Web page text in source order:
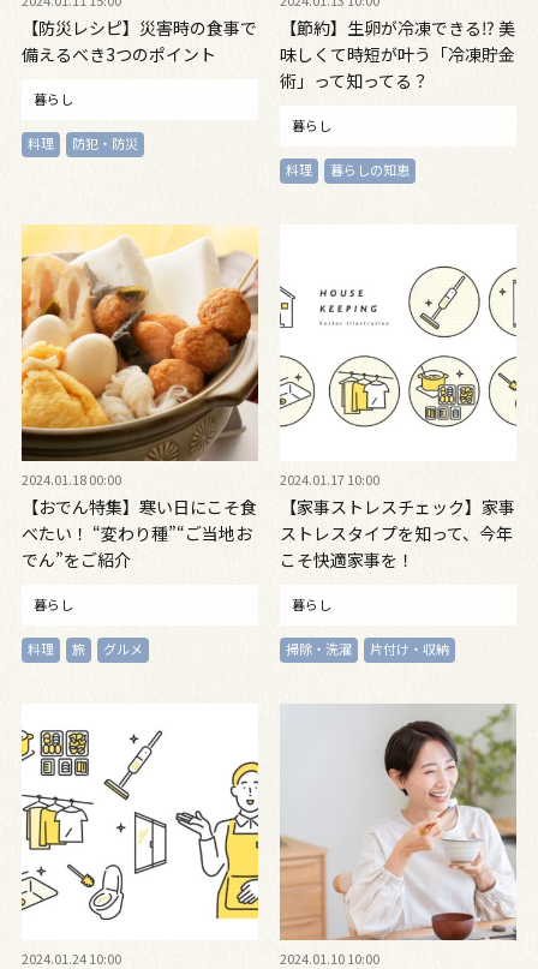
【防災レシピ】災害時の食事で
備えるべき3つのポイント
暮らし
料理 防犯・防災
【節約】生卵が冷凍できる⁉ 美
味しくて時短が叶う「冷凍貯金
術」って知ってる？
暮らし
料理 暮らしの知恵
2024.01.18 00:00
【おでん特集】寒い日にこそ食
べたい！ “変わり種”“ご当地お
でん”をご紹介
暮らし
料理 旅 グルメ
2024.01.17 10:00
【家事ストレスチェック】家事
ストレスタイプを知って、今年
こそ快適家事を！
暮らし
掃除・洗濯 片付け・収納
2024.01.24 10:00 2024.01.10 10:00